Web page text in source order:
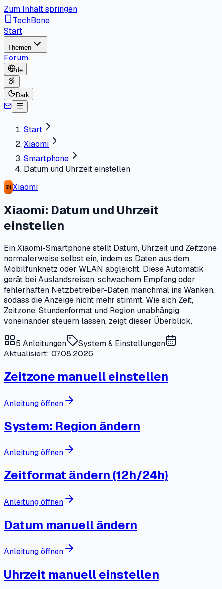
Zum Inhalt springen
TechBone
Start
Themen
Forum
de
Dark
Start
Xiaomi
Smartphone
Datum und Uhrzeit einstellen
Xiaomi
Xiaomi: Datum und Uhrzeit
einstellen
Ein Xiaomi-Smartphone stellt Datum, Uhrzeit und Zeitzone
normalerweise selbst ein, indem es Daten aus dem
Mobilfunknetz oder WLAN abgleicht. Diese Automatik
gerät bei Auslandsreisen, schwachem Empfang oder
fehlerhaften Netzbetreiber-Daten manchmal ins Wanken,
sodass die Anzeige nicht mehr stimmt. Wie sich Zeit,
Zeitzone, Stundenformat und Region unabhängig
voneinander steuern lassen, zeigt dieser Überblick.
5 Anleitungen
System & Einstellungen
Aktualisiert: 07.08.2026
Zeitzone manuell einstellen
Anleitung öffnen
System: Region ändern
Anleitung öffnen
Zeitformat ändern (12h/24h)
Anleitung öffnen
Datum manuell ändern
Anleitung öffnen
Uhrzeit manuell einstellen